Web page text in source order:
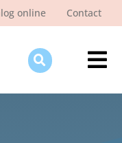
online Contact